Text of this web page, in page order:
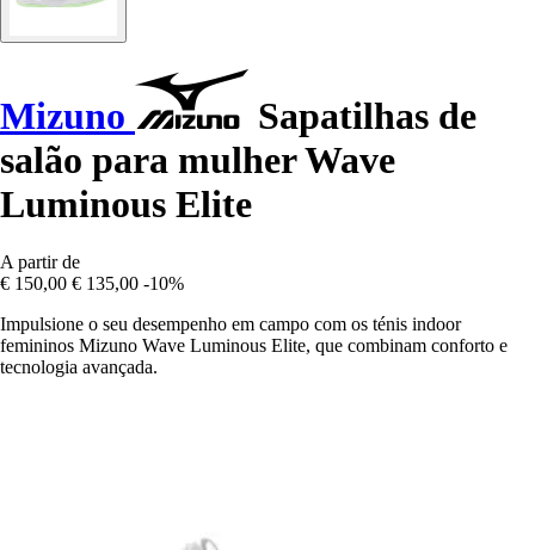
Mizuno
Sapatilhas de
salão para mulher Wave
Luminous Elite
A partir de
€ 150,00 € 135,00 -10%
Impulsione o seu desempenho em campo com os ténis indoor
femininos Mizuno Wave Luminous Elite, que combinam conforto e
tecnologia avançada.